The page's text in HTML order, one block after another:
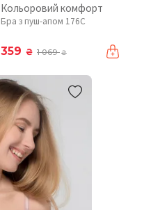
Кольоровий комфорт
Бра з пуш-апом 176C
359 ₴ 1 069₴